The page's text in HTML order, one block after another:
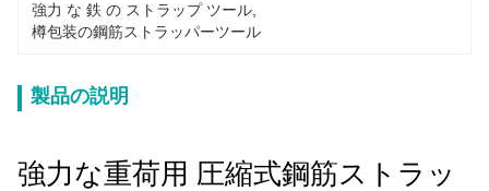
強力 な 鉄 の ストラップ ツール
樽包装の鋼筋ストラッパーツール
製品の説明
強力な重荷用 圧縮式鋼筋ストラッ